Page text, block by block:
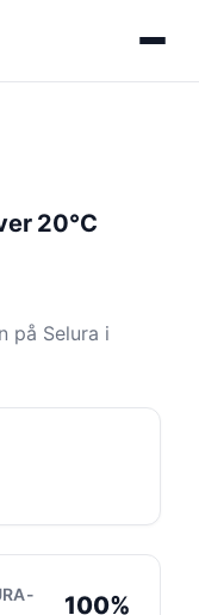
20°C
på Selura i
100%